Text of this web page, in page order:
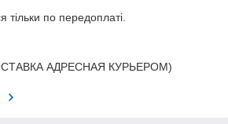
тільки по передоплаті.
АДРЕСНАЯ КУРЬЕРОМ)